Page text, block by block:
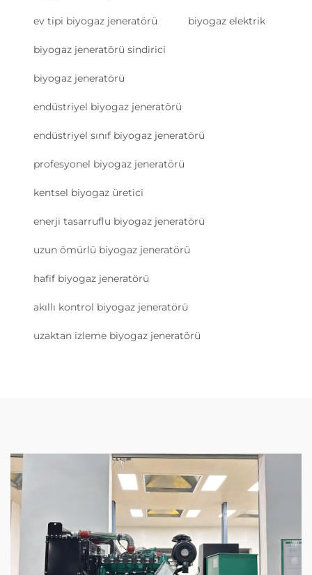
ev tipi biyogaz jeneratörü biyogaz elektrik
biyogaz jeneratörü sindirici
biyogaz jeneratörü
endüstriyel biyogaz jeneratörü
endüstriyel sınıf biyogaz jeneratörü
profesyonel biyogaz jeneratörü
kentsel biyogaz üretici
enerji tasarruflu biyogaz jeneratörü
uzun ömürlü biyogaz jeneratörü
hafif biyogaz jeneratörü
akıllı kontrol biyogaz jeneratörü
uzaktan izleme biyogaz jeneratörü